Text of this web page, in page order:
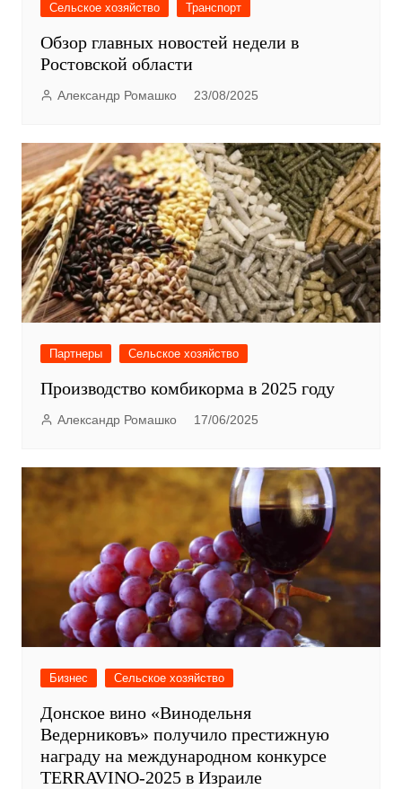
Сельское хозяйство
Транспорт
Обзор главных новостей недели в
Ростовской области
Александр Ромашко 23/08/2025
Партнеры Сельское хозяйство
Производство комбикорма в 2025 году
Александр Ромашко 17/06/2025
Бизнес Сельское хозяйство
Донское вино «Винодельня
Ведерниковъ» получило престижную
награду на международном конкурсе
TERRAVINO-2025 в Израиле